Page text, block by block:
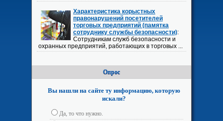
Характеристика корыстных
правонарушений посетителей
торговых предприятий (памятка
сотруднику службы безопасности):
Сотрудникам служб безопасности и
охранных предприятий, работающих в торговых ...
Опрос
Вы нашли на сайте ту информацию, которую
искали?
Да, то что нужно.